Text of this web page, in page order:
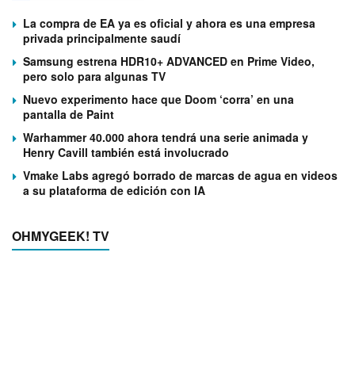
La compra de EA ya es oficial y ahora es una empresa
privada principalmente saudí
Samsung estrena HDR10+ ADVANCED en Prime Video,
pero solo para algunas TV
Nuevo experimento hace que Doom ‘corra’ en una
pantalla de Paint
Warhammer 40.000 ahora tendrá una serie animada y
Henry Cavill también está involucrado
Vmake Labs agregó borrado de marcas de agua en videos
a su plataforma de edición con IA
OHMYGEEK! TV